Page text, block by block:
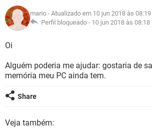
INSTAGRAM
GUIA DE COMPRAS
OUTLOOK EXCEL
INSTAGRAM
GUIA DE COMPRAS
JOGOS
CELULAR FACEBOOK
GUIA DE COMPRAS
GLOSSÁRIO
JOGOS
CELULAR
OUTLOOK EXCEL
GUIA DE COMPRAS
mario - Atualizado em 10 jun 2018 às 08:19
Perfil bloqueado - 10 jun 2018 às 08:18
Oi
Alguém poderia me ajudar: gostaria de
memória meu PC ainda tem.
Share
Veja também: